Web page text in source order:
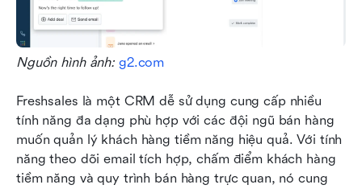
Nguồn hình ảnh: g2.com
Freshsales là một CRM dễ sử dụng cung cấp nhiều
tính năng đa dạng phù hợp với các đội ngũ bán hàng
muốn quản lý khách hàng tiềm năng hiệu quả. Với tính
năng theo dõi email tích hợp, chấm điểm khách hàng
tiềm năng và quy trình bán hàng trực quan, nó cung